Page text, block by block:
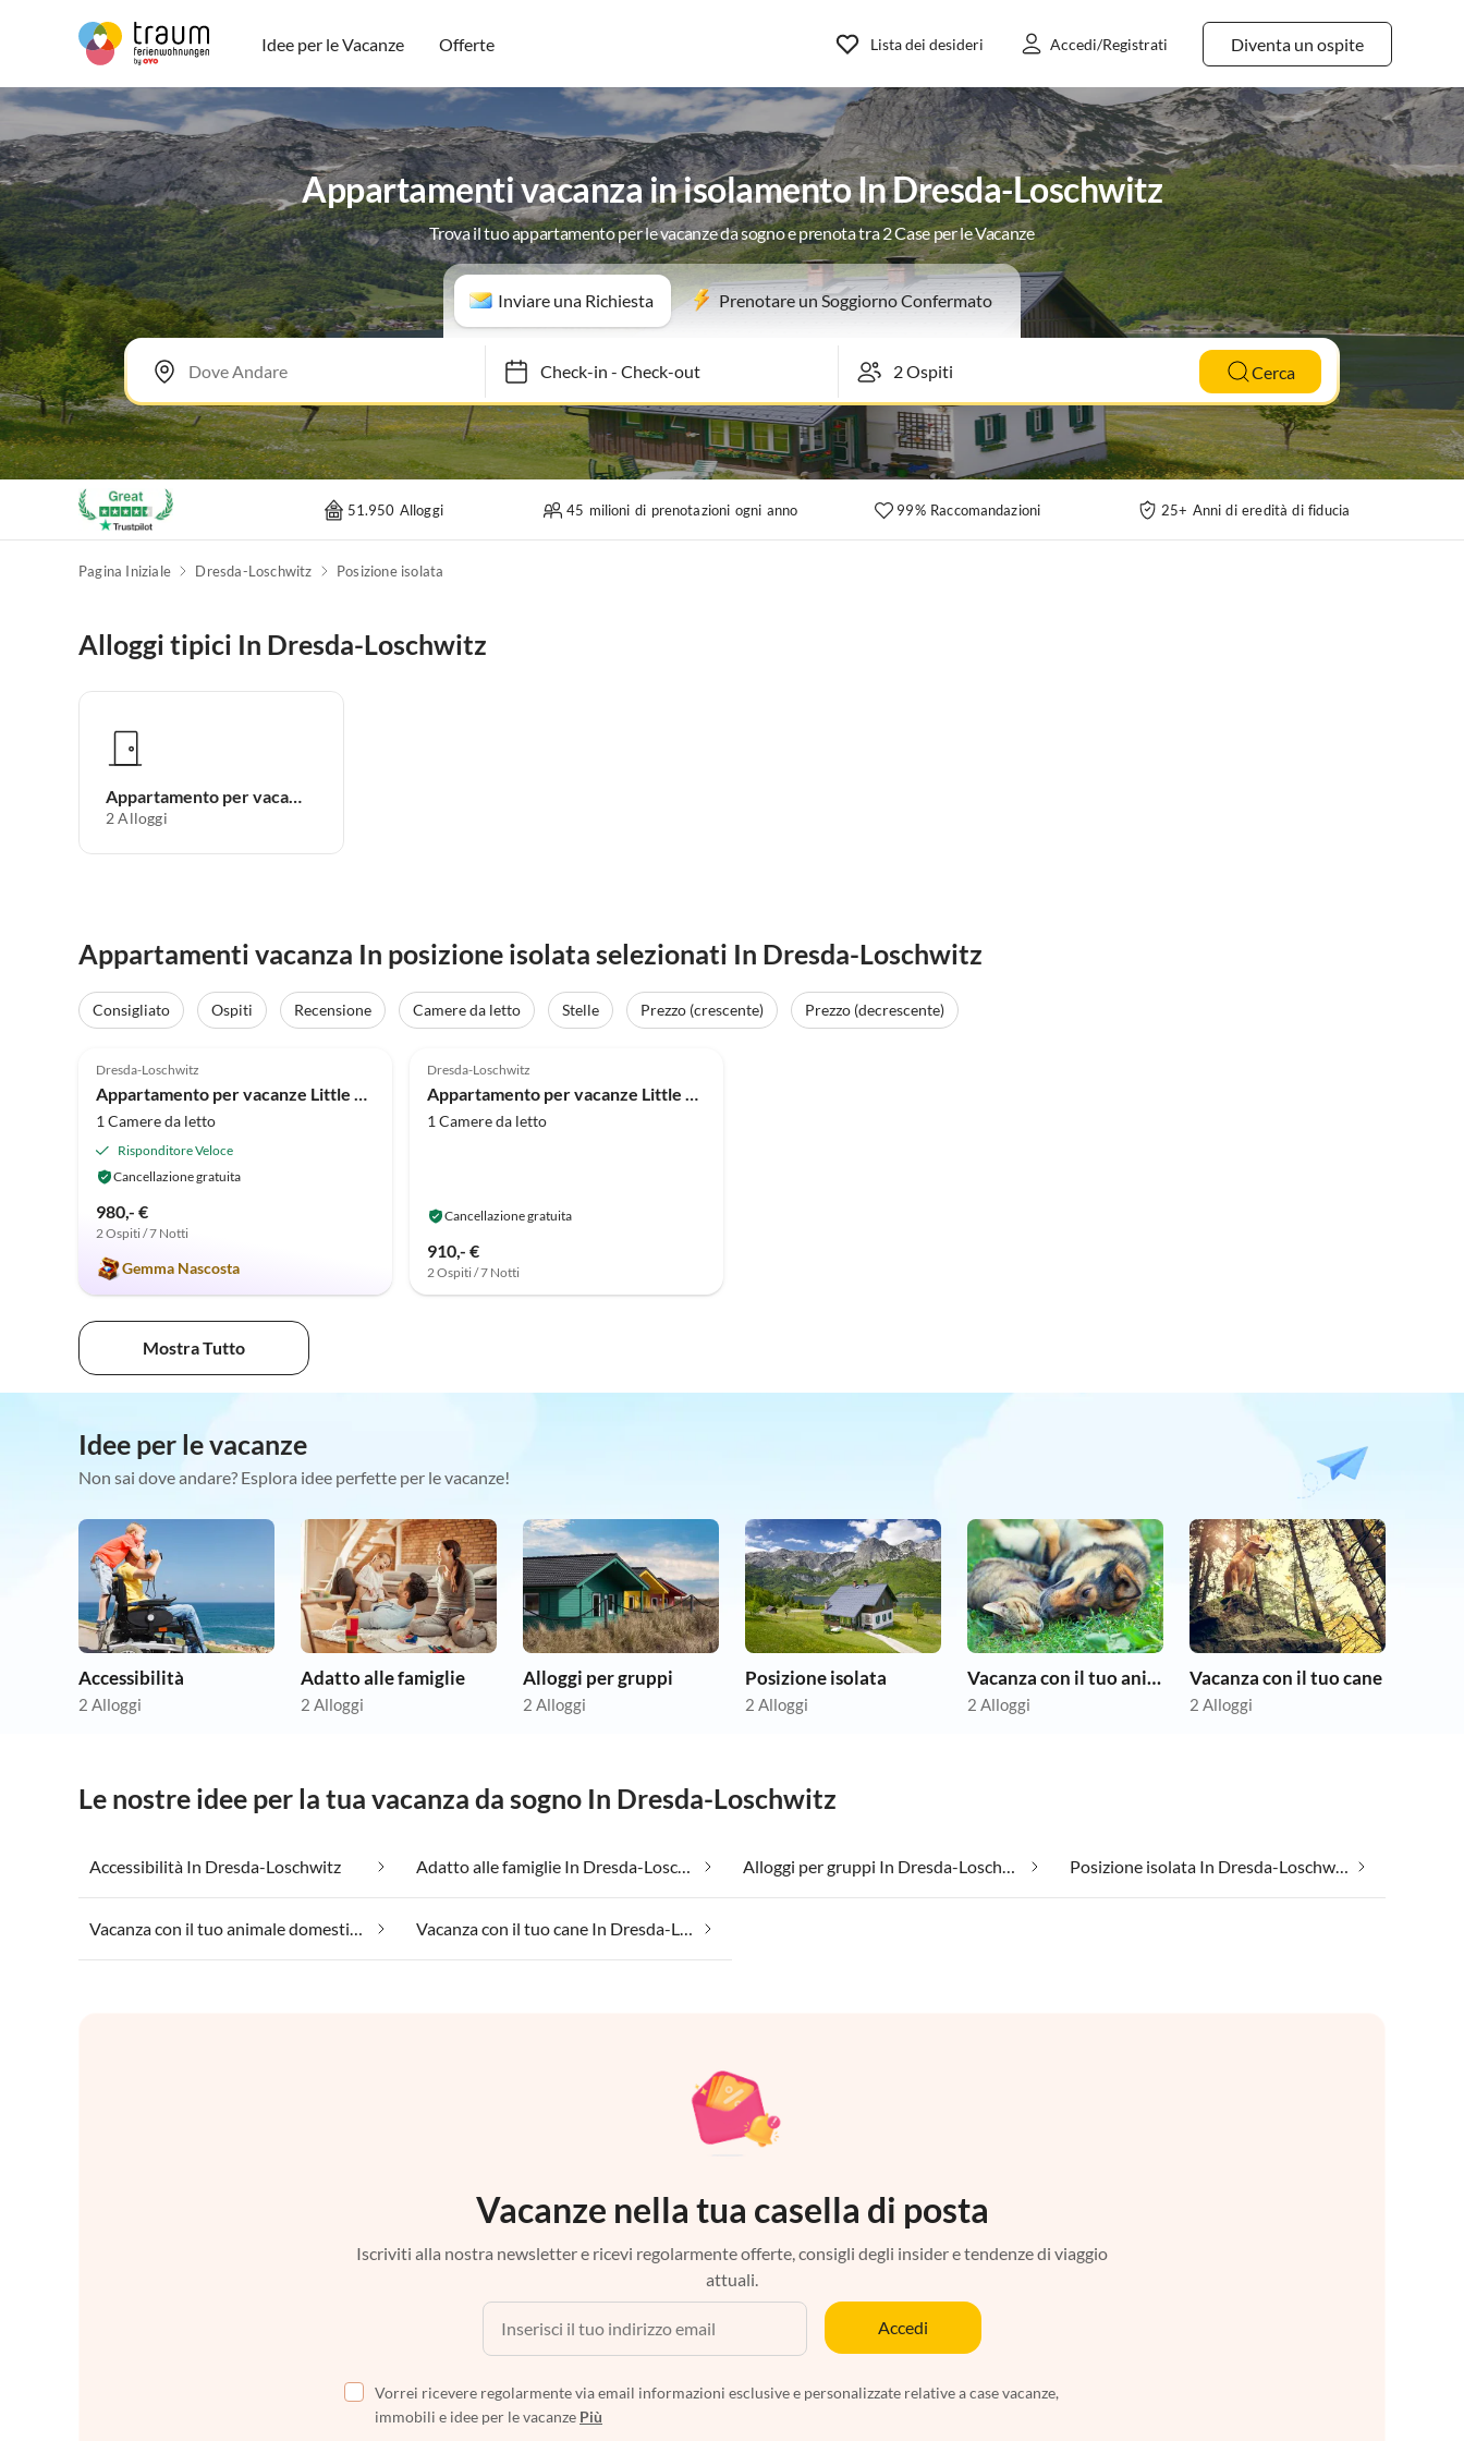
Idee per le Vacanze Offerte Diventa un ospite
Lista dei desideri Accedi/Registrati
Appartamenti vacanza in isolamento In Dresda-Loschwitz
Trova il tuo appartamento per le vacanze da sogno e prenota tra 2 Case per le Vacanze
Inviare una Richiesta Prenotare un Soggiorno Confermato
Check-in- Check-out Cerca
51.950 Alloggi 45 milioni di prenotazioni ogni anno 99% Raccomandazioni 25+ Anni di eredità di fiducia
Pagina Iniziale Dresda-Loschwitz Posizione isolata
Alloggi tipici In Dresda-Loschwitz
Appartamento per vacanze
2 Alloggi
Appartamenti vacanza In posizione isolata selezionati In Dresda-Loschwitz
Consigliato Ospiti Recensione Camere da letto Stelle Prezzo (crescente) Prezzo (decrescente)
Annuncio in
Alto
Dresda-Loschwitz
Appartamento per vacanze Little Suite Apartment 3
1 Camere da letto
Risponditore Veloce
Cancellazione gratuita
980,- €
2 Ospiti / 7 Notti
Gemma Nascosta
Dresda-Loschwitz
Appartamento per vacanze Little Suite Apartment 1
1 Camere da letto
Cancellazione gratuita
910,- €
2 Ospiti / 7 Notti
Mostra Tutto
Idee per le vacanze
Non sai dove andare? Esplora idee perfette per le vacanze!
Accessibilità
2 Alloggi
Adatto alle famiglie
2 Alloggi
Alloggi per gruppi
2 Alloggi
Posizione isolata
2 Alloggi
Vacanza con il tuo animale domestico
2 Alloggi
Vacanza con il tuo cane
2 Alloggi
Le nostre idee per la tua vacanza da sogno In Dresda-Loschwitz
Accessibilità In Dresda-Loschwitz Adatto alle famiglie In Dresda-Loschwitz Alloggi per gruppi In Dresda-Loschwitz Posizione isolata In Dresda-Loschwitz
Vacanza con il tuo animale domestico In Dresda-Loschwitz Vacanza con il tuo cane In Dresda-Loschwitz
Vacanze nella tua casella di posta
Iscriviti alla nostra newsletter e ricevi regolarmente offerte, consigli degli insider e tendenze di viaggio
attuali.
Accedi
Vorrei ricevere regolarmente via email informazioni esclusive e personalizzate relative a case vacanze,
immobili e idee per le vacanze Più